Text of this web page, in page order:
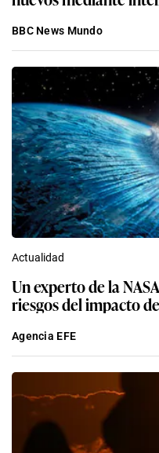
BBC News Mundo
Actualidad
Un experto de la
riesgos del impacto
Agencia EFE